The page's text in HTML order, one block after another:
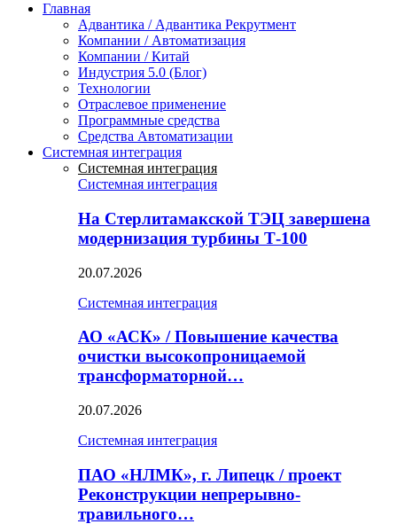
Главная
Адвантика / Адвантика Рекрутмент
Компании / Автоматизация
Компании / Китай
Индустрия 5.0 (Блог)
Технологии
Отраслевое применение
Программные средства
Средства Автоматизации
Системная интеграция
Системная интеграция
Системная интеграция
На Стерлитамакской ТЭЦ завершена
модернизация турбины Т-100
20.07.2026
Системная интеграция
АО «АСК» / Повышение качества
очистки высокопроницаемой
трансформаторной…
20.07.2026
Системная интеграция
ПАО «НЛМК», г. Липецк / проект
Реконструкции непрерывно-
травильного…